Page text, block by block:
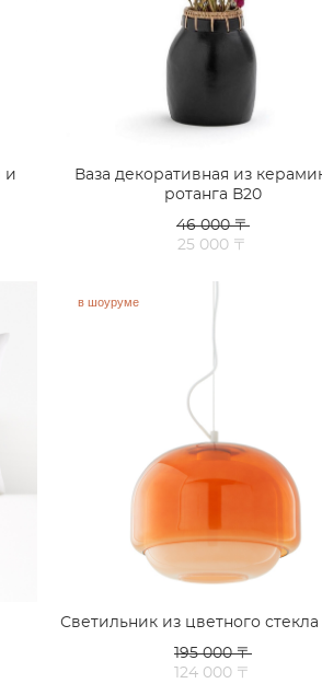
и
Ваза декоративная из
ротанга В20
46 000 〒
25 000 〒
в шоуруме
Светильник из цветного стекла
195 000 〒
124 000 〒